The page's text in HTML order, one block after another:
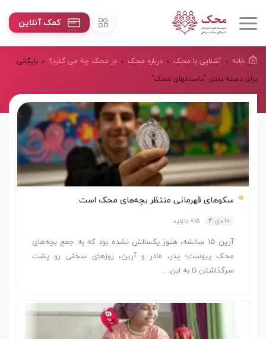
کمک آنلاین
خانه آشنایی با محک درباره محک در محک چه می گذرد؟
بایگانی
برای دسته بندی "داستانهای محک"
سکوهای قهرمانی منتظر بچه‌های محک است
10 دی 3 815 بازدید
آرین ۱۵ سالشه، هنوز یکسالش نشده بود که به جمع بچه‌های
محک پیوست؛ پدر، مادر و آرین، روزهای سختی رو پشت
سرگذاشتن تا به این…